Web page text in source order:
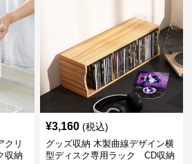
クリ
収納
¥3,160 (税込)
グッズ収納 木製曲線デザイン横
型ディスク専用ラック CD収納